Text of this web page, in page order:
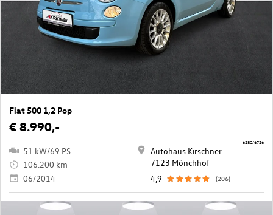
Fiat 500 1,2 Pop
€ 8.990,-
51 kW/69 PS
106.200 km
06/2014
Autohaus Kirschner
7123 Mönchhof
4,9
(206)
6280/6726